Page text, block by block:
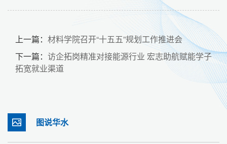
上一篇： 材料学院召开“十五五”规划工作推进会
下一篇： 访企拓岗精准对接能源行业 宏志助航赋能学子
拓宽就业渠道
图说华水